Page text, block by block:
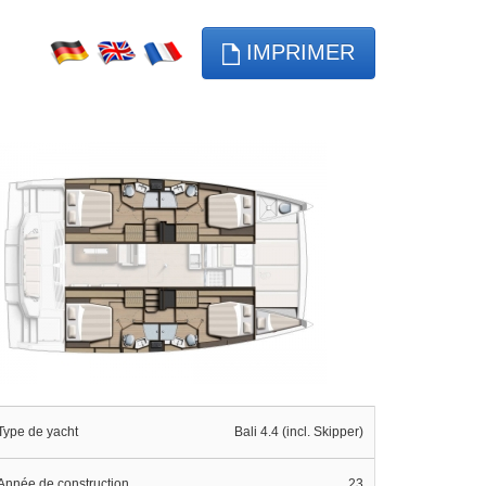
IMPRIMER
de yacht Bali 4.4 (incl. Skipper)